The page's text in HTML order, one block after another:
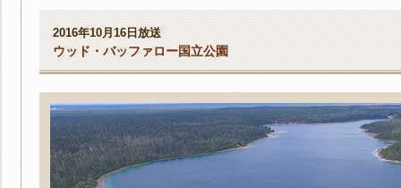
2016年10月16日放送
ウッド・バッファロー国立公園